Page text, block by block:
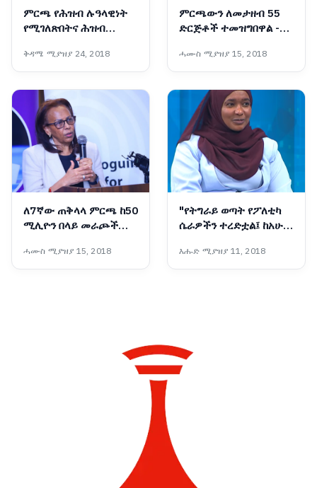
ምርጫ የሕዝብ ሉዓላዊነት
የሚገለጽበትና ሕዝብ
የሚመሠርትበትም ሂደት
ነው፡- ከንቲባ አዳነች አቤቤ
ቅዳሜ ሚያዝያ 24, 2018
ምርጫውን ለመታዘብ 55
ድርጅቶች ተመዝግበዋል -
ሓሙስ ሚያዝያ 15, 2018
ለ7ኛው ጠቅላላ ምርጫ ከ50
ሚሊዮን በላይ መራጮች
ምርጫ ቦርድ
ሓሙስ ሚያዝያ 15, 2018
"የትግራይ ወጣት የፖለቲካ
ሴራዎችን ተረድቷል፤ ከአሁን
አይሆንም"፦ የቀድሞዋ አፈ-
ጉባኤ ኬሪያ ኢብራሂም
እሑድ ሚያዝያ 11, 2018